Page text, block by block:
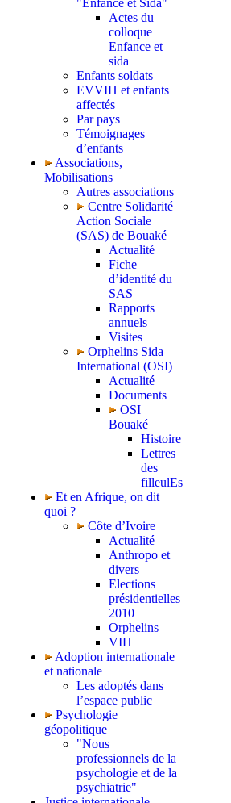
"Enfance et Sida"
Actes du
colloque
Enfance et
sida
Enfants soldats
EVVIH et enfants
affectés
Par pays
Témoignages
d’enfants
Associations,
Mobilisations
Autres associations
Centre Solidarité
Action Sociale
(SAS) de Bouaké
Actualité
Fiche
d’identité du
SAS
Rapports
annuels
Visites
Orphelins Sida
International (OSI)
Actualité
Documents
OSI
Bouaké
Histoire
Lettres
des
filleulEs
Et en Afrique, on dit
quoi ?
Côte d’Ivoire
Actualité
Anthropo et
divers
Elections
présidentielles
2010
Orphelins
VIH
Adoption internationale
et nationale
Les adoptés dans
l’espace public
Psychologie
géopolitique
"Nous
professionnels de la
psychologie et de la
psychiatrie"